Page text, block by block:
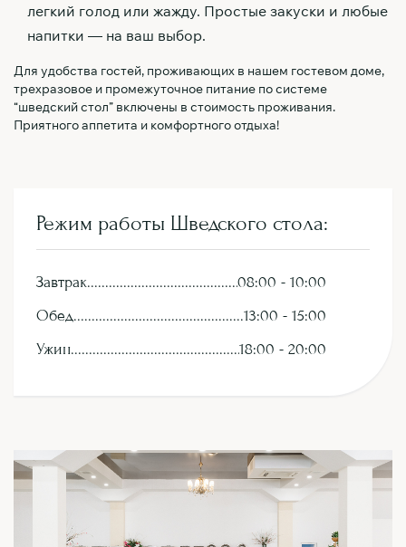
легкий голод или жажду. Простые закуски и любые
напитки — на ваш выбор.
Для удобства гостей, проживающих в нашем гостевом доме,
трехразовое и промежуточное питание по системе
“шведский стол” включены в стоимость проживания.
Приятного аппетита и комфортного отдыха!
Режим работы Шведского стола:
Завтрак
08:00 - 10:00
Обед
13:00 - 15:00
Ужин
18:00 - 20:00